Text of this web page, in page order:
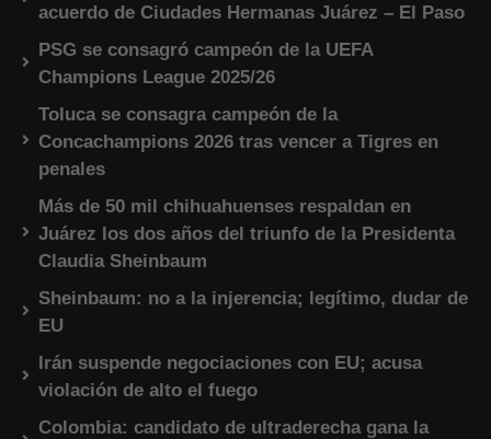
acuerdo de Ciudades Hermanas Juárez – El Paso
PSG se consagró campeón de la UEFA
Champions League 2025/26
Toluca se consagra campeón de la
Concachampions 2026 tras vencer a Tigres en
penales
Más de 50 mil chihuahuenses respaldan en
Juárez los dos años del triunfo de la Presidenta
Claudia Sheinbaum
Sheinbaum: no a la injerencia; legítimo, dudar de
EU
Irán suspende negociaciones con EU; acusa
violación de alto el fuego
Colombia: candidato de ultraderecha gana la